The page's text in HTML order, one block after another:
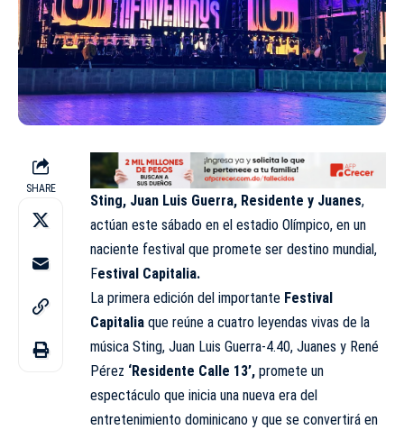
SHARE
Sting, Juan Luis Guerra, Residente y Juanes,
actúan este sábado en el estadio Olímpico, en un
naciente festival que promete ser destino mundial,
Festival Capitalia.
La primera edición del importante Festival
Capitalia que reúne a cuatro leyendas vivas de la
música Sting, Juan Luis Guerra-4.40, Juanes y René
Pérez ‘Residente Calle 13’, promete un
espectáculo que inicia una nueva era del
entretenimiento dominicano y que se convertirá en